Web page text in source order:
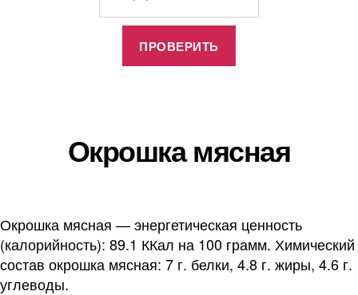
Окрошка мясная
Окрошка мясная — энергетическая ценность
(калорийность): 89.1 ККал на 100 грамм. Химический
состав окрошка мясная: 7 г. белки, 4.8 г. жиры, 4.6 г.
углеводы.